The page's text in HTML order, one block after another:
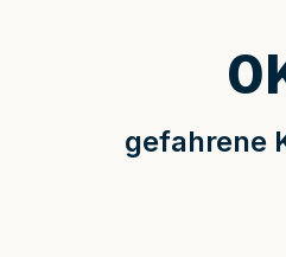
gefahrene
0